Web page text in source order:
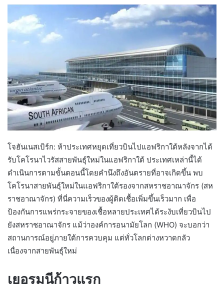
โจฮันเนสเบิร์ก: ห้าประเทศหยุดเที่ยวบินไปแอฟริกาใต้หลังจากได้
รับโคโรนาไวรัสสายพันธุ์ใหม่ในแอฟริกาใต้ ประเทศเหล่านี้ได้
ดำเนินการตามขั้นตอนนี้โดยคำนึงถึงอันตรายที่อาจเกิดขึ้น พบ
โคโรนาสายพันธุ์ใหม่ในแอฟริกาใต้รองจากสหราชอาณาจักร (สห
ราชอาณาจักร) ที่นี่ความเร็วของผู้ติดเชื้อเพิ่มขึ้นเร็วมาก เพื่อ
ป้องกันการแพร่กระจายของเชื้อหลายประเทศได้ระงับเที่ยวบินไป
ยังสหราชอาณาจักร แม้ว่าองค์การอนามัยโลก (WHO) จะบอกว่า
สถานการณ์อยู่ภายใต้การควบคุม แต่ทั่วโลกต่างหวาดกลัว
เนื่องจากสายพันธุ์ใหม่
เยอรมนีก้าวแรก